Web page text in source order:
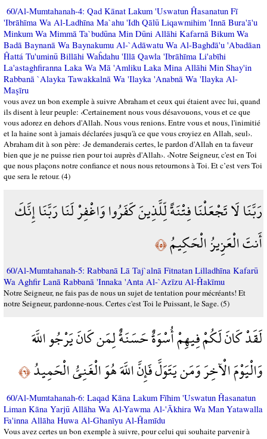
60/Al-Mumtahanah-4: Qad Kānat Lakum 'Uswatun Ĥasanatun Fī
'Ibrāhīma Wa Al-Ladhīna Ma`ahu 'Idh Qālū Liqawmihim 'Innā Bura'ā'u
Minkum Wa Mimmā Ta`budūna Min Dūni Allāhi Kafarnā Bikum Wa
Badā Baynanā Wa Baynakumu Al-`Adāwatu Wa Al-Baghđā'u 'Abadāan
Ĥattá Tu'uminū Billāhi Waĥdahu 'Illā Qawla 'Ibrāhīma Li'abīhi
La'astaghfiranna Laka Wa Mā 'Amliku Laka Mina Allāhi Min Shay'in
Rabbanā `Alayka Tawakkalnā Wa 'Ilayka 'Anabnā Wa 'Ilayka Al-
Maşīru
vous avez un bon exemple à suivre Abraham et ceux qui étaient avec lui, quand
ils disent à leur peuple: ‹Certainement nous vous désavouons, vous et ce que
vous adorez en dehors d'Allah. Nous vous renions. Entre vous et nous, l'inimitié
et la haine sont à jamais déclarées jusqu'à ce que vous croyiez en Allah, seul›.
Abraham dit à son père: ‹Je demanderais certes, le pardon d'Allah en ta faveur
bien que je ne puisse rien pour toi auprès d'Allah›. ‹Notre Seigneur, c'est en Toi
que nous plaçons notre confiance et nous nous retournons à Toi. Et c’est vers Toi
que sera le retour. (4)
رَبَّنَا لَا تَجْعَلْنَا فِتْنَةً لِّلَّذِينَ كَفَرُوا وَاغْفِرْ لَنَا رَبَّنَا إِنَّكَ
أَنتَ الْعَزِيزُ الْحَكِيمُ﴿٥﴾
60/Al-Mumtahanah-5: Rabbanā Lā Taj`alnā Fitnatan Lilladhīna Kafarū
Wa Aghfir Lanā Rabbanā 'Innaka 'Anta Al-`Azīzu Al-Ĥakīmu
Notre Seigneur, ne fais pas de nous un sujet de tentation pour mécréants! Et
notre Seigneur, pardonne-nous. Certes c'est Toi le Puissant, le Sage. (5)
لَقَدْ كَانَ لَكُمْ فِيهِمْ أُسْوَةٌ حَسَنَةٌ لِمَن كَانَ يَرْجُو اللَّهَ
وَالْيَوْمَ الْآخِرَ وَمَن يَتَوَلَّ فَإِنَّ اللَّهَ هُوَ الْغَنِيُّ الْحَمِيدُ﴿٦﴾
60/Al-Mumtahanah-6: Laqad Kāna Lakum Fīhim 'Uswatun Ĥasanatun
Liman Kāna Yarjū Allāha Wa Al-Yawma Al-'Ākhira Wa Man Yatawalla
Fa'inna Allāha Huwa Al-Ghanīyu Al-Ĥamīdu
Vous avez certes un bon exemple à suivre, pour celui qui souhaite parvenir à